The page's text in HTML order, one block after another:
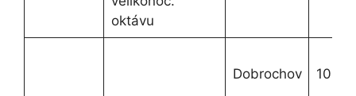
oktávu
Dobrochov